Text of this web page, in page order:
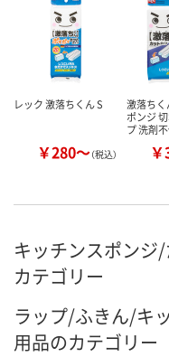
レック 激落ちくん S
￥280～（税込）
激落ちく
ポンジ
プ 洗剤
キッチンスポンジ
カテゴリー
ラップ/ふきん/キ
用品のカテゴリー